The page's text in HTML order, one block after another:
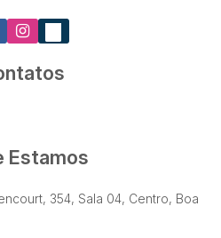
Estamos
, 354, Sala 04, Centro, Boa